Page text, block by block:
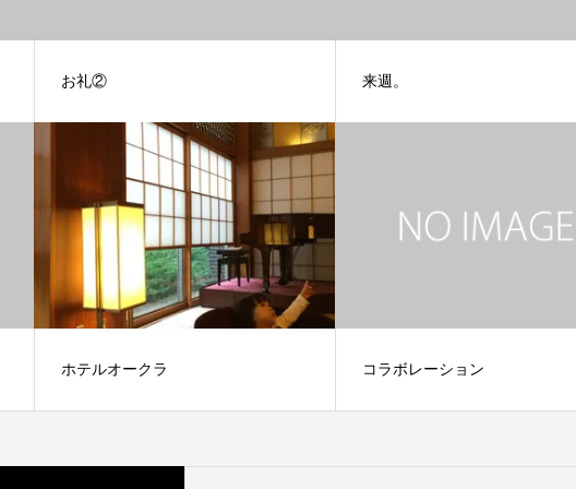
お礼② 来週。
ホテルオークラ コラボレーション